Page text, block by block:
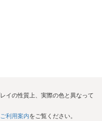
ご利用案内をご覧ください。